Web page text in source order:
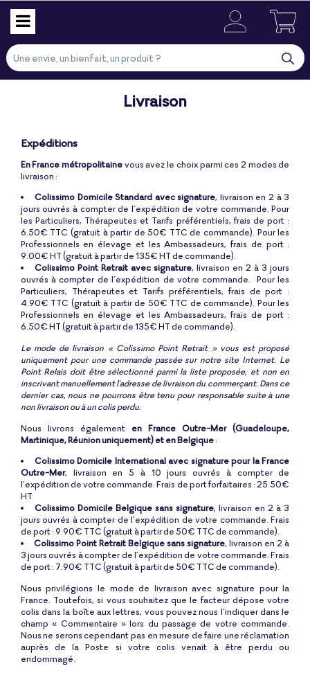
Livraison
Expéditions
En France métropolitainevous avez le choix parmi ces 2 modes de
livraison :
Colissimo Domicile Standard avec signature, livraison en 2 à 3
jours ouvrés à compter de l’expédition de votre commande. Pour
les Particuliers, Thérapeutes et Tarifs préférentiels, frais de port :
6.50€ TTC (gratuit à partir de 50€ TTC de commande). Pour les
Professionnels en élevage et les Ambassadeurs, frais de port :
9.00€ HT (gratuit à partir de 135€ HT de commande).
Colissimo Point Retrait avec signature, livraison en 2 à 3 jours
ouvrés à compter de l’expédition de votre commande. Pour les
Particuliers, Thérapeutes et Tarifs préférentiels, frais de port :
4.90€ TTC (gratuit à partir de 50€ TTC de commande). Pour les
Professionnels en élevage et les Ambassadeurs, frais de port :
6.50€ HT (gratuit à partir de 135€ HT de commande).
Le mode de livraison « Colissimo Point Retrait » vous est proposé
uniquement pour une commande passée sur notre site Internet. Le
Point Relais doit être sélectionné parmi la liste proposée, et non en
inscrivant manuellement l'adresse de livraison du commerçant. Dans ce
dernier cas, nous ne pourrons être tenu pour responsable suite à une
non livraison ou à un colis perdu.
Nous livrons égalementen France Outre-Mer (Guadeloupe,
Martinique, Réunion uniquement) et en Belgique:
Colissimo Domicile International avec signature pour la France
Outre-Mer, livraison en 5 à 10 jours ouvrés à compter de
l’expédition de votre commande. Frais de port forfaitaires : 25.50€
HT
Colissimo Domicile Belgique sans signature, livraison en 2 à 3
jours ouvrés à compter de l’expédition de votre commande. Frais
de port : 9.90€ TTC (gratuit à partir de 50€ TTC de commande).
Colissimo Point Retrait Belgique sans signature, livraison en 2 à
3 jours ouvrés à compter de l’expédition de votre commande. Frais
de port : 7.90€ TTC (gratuit à partir de 50€ TTC de commande).
Nous privilégions le mode de livraison avec signature pour la
France. Toutefois, si vous souhaitez que le facteur dépose votre
colis dans la boîte aux lettres, vous pouvez nous l’indiquer dans le
champ « Commentaire » lors du passage de votre commande.
Nous ne serons cependant pas en mesure de faire une réclamation
auprès de la Poste si votre colis venait à être perdu ou
endommagé.